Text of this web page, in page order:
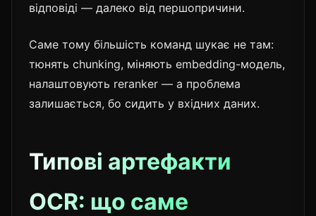
відповіді — далеко від першопричини.
Саме тому більшість команд шукає не там:
тюнять chunking, міняють embedding-модель,
налаштовують reranker — а проблема
залишається, бо сидить у вхідних даних.
Типові артефакти
OCR: що саме